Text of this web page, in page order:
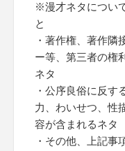
※漫才ネタについ
と
・著作権、著作隣
ー等、第三者の権
ネタ
・公序良俗に反す
力、わいせつ、性
容が含まれるネタ
・その他、上記事